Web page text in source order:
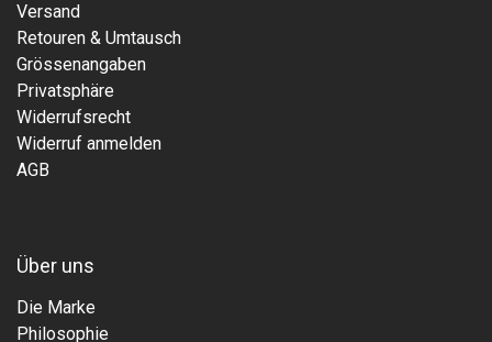
Versand
Retouren & Umtausch
Grössenangaben
Privatsphäre
Widerrufsrecht
Widerruf anmelden
AGB
Über uns
Die Marke
Philosophie